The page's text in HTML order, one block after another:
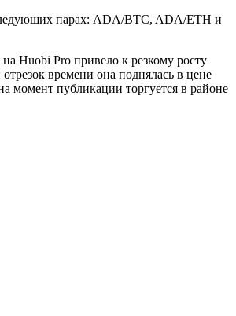
парах: ADA/BTC, ADA/ETH и
Huobi Pro привело к резкому росту
времени она поднялась в цене
момент публикации торгуется в районе